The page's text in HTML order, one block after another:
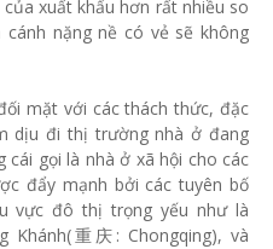
xuất khẩu hơn rất nhiều so
nặng nề có vẻ sẽ không
mặt với các thách thức, đặc
dịu đi thị trường nhà ở đang
cái gọi là nhà ở xã hội cho các
đẩy mạnh bởi các tuyên bố
vực đô thị trọng yếu như là
Khánh( 重庆 : Chongqing), và